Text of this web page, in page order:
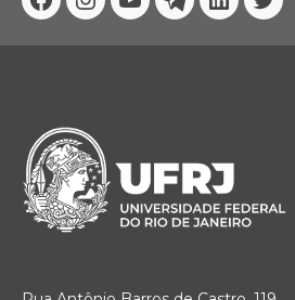
Facebook
Instagram
YoutubeTelegram